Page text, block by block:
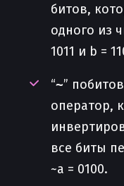
битов,
одного из
1011 и b =
“~”
оператор,
все биты
~a = 0100.